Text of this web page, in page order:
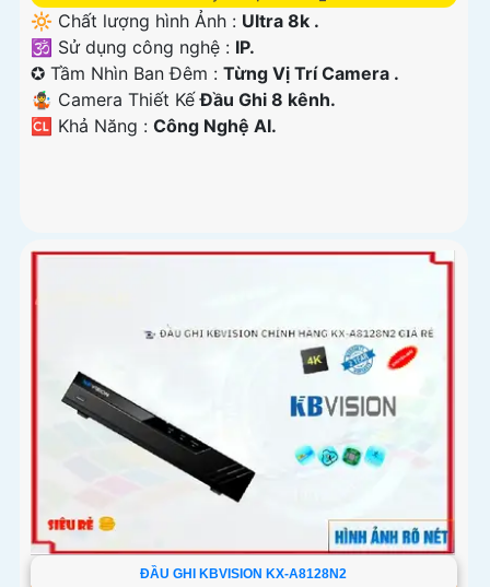
🔆 Chất lượng hình Ảnh : Ultra 8k .
🕉️ Sử dụng công nghệ : IP.
✪ Tầm Nhìn Ban Đêm : Từng Vị Trí Camera .
🤹 Camera Thiết KếĐầu Ghi 8 kênh.
️🆑 Khả Năng : Công Nghệ AI.
ĐẦU GHI KBVISION KX-A8128N2